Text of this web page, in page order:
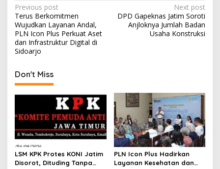
P
o
s
t
a
v
g
a
t
i
Previous post
Terus Berkomitmen
Wujudkan Layanan Andal,
PLN Icon Plus Perkuat Aset
dan Infrastruktur Digital di
Sidoarjo
Next post
DPD Gapeknas Jatim Soroti
Anjloknya Jumlah Badan
Usaha Konstruksi
Don't Miss
LSM KPK Protes KONI Jatim
Disorot, Dituding Tanpa
PLN Icon Plus Hadirkan
Layanan Kesehatan dan